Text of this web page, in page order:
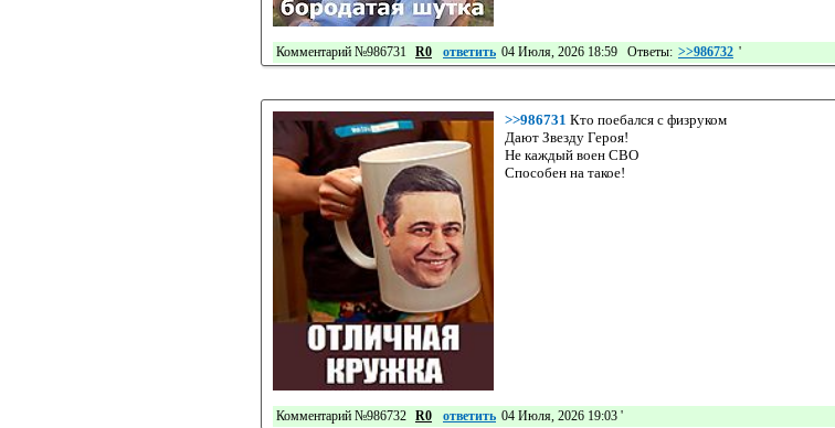
Комментарий №986731 R0 ответить 04 Июля, 2026 18:59 Ответы: >>986732 '
>>986731 Кто поебался с физруком
Дают Звезду Героя!
Не каждый воен СВО
Способен на такое!
Комментарий №986732 R0 ответить 04 Июля, 2026 19:03 '